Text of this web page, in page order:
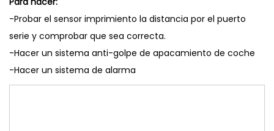
-Probar el sensor imprimiento la distancia por el puerto
serie y comprobar que sea correcta.
-Hacer un sistema anti-golpe de apacamiento de coche
-Hacer un sistema de alarma